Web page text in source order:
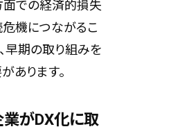
での経済的損失
機につながるこ
早期の取り組みを
あります。
がDX化に取